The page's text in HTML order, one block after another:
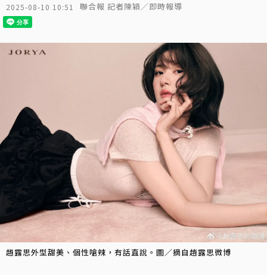
2025-08-10 10:51 聯合報 記者陳穎／即時報導
趙露思外型甜美、個性嗆辣，有話直說。圖／摘自趙露思微博